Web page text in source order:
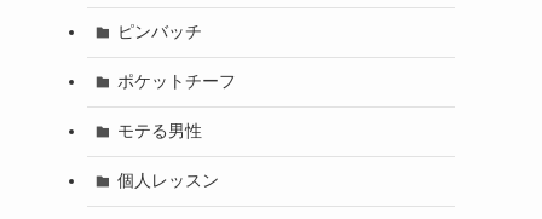
ピンバッチ
ポケットチーフ
モテる男性
個人レッスン